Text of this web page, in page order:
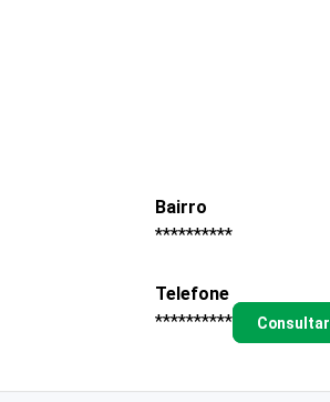
Bairro
**********
Telefone
**********
Consultar